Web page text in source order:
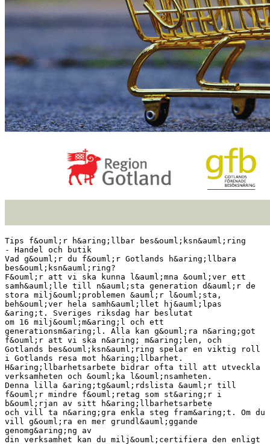
Tips f&ouml;r h&aring;llbar bes&ouml;ksn&auml;ring
- Handel och butik
Vad g&ouml;r du f&ouml;r Gotlands h&aring;llbara
bes&ouml;ksn&auml;ring?
F&ouml;r att vi ska kunna l&auml;mna &ouml;ver ett
samh&auml;lle till n&auml;sta generation d&auml;r de
stora milj&ouml;problemen &auml;r l&ouml;sta,
beh&ouml;ver hela samh&auml;llet hj&auml;lpas
&aring;t. Sveriges riksdag har beslutat
om 16 milj&ouml;m&aring;l och ett
generationsm&aring;l. Alla kan g&ouml;ra n&aring;got
f&ouml;r att vi ska n&aring; m&aring;len, och
Gotlands bes&ouml;ksn&auml;ring spelar en viktig roll
i Gotlands resa mot h&aring;llbarhet.
H&aring;llbarhetsarbete bidrar ofta till att utveckla
verksamheten och &ouml;ka l&ouml;nsamheten.
Denna lilla &aring;tg&auml;rdslista &auml;r till
f&ouml;r mindre f&ouml;retag som st&aring;r i
b&ouml;rjan av sitt h&aring;llbarhetsarbete
och vill ta n&aring;gra enkla steg fram&aring;t. Om du
vill g&ouml;ra en mer grundl&auml;ggande
genomg&aring;ng av
din verksamhet kan du milj&ouml;certifiera den enligt